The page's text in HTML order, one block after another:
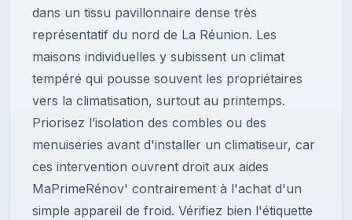
dans un tissu pavillonnaire dense très
représentatif du nord de La Réunion. Les
maisons individuelles y subissent un climat
tempéré qui pousse souvent les propriétaires
vers la climatisation, surtout au printemps.
Priorisez l’isolation des combles ou des
menuiseries avant d'installer un climatiseur, car
ces intervention ouvrent droit aux aides
MaPrimeRénov' contrairement à l'achat d'un
simple appareil de froid. Vérifiez bien l'étiquette